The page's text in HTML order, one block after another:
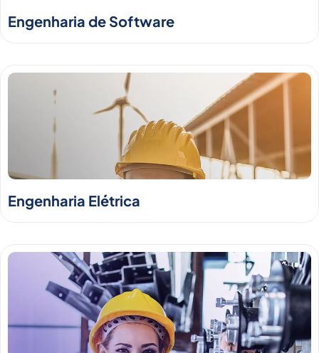
Engenharia de Software
Engenharia Elétrica